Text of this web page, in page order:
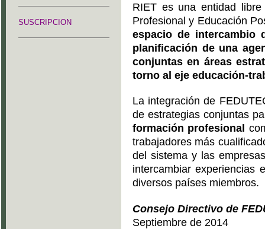
SUSCRIPCION
RIET es una entidad
Profesional y Educación
espacio de intercambio
planificación de una
conjuntas en áreas
torno al eje educación-
La integración de
de estrategias conjuntas
formación profesional
trabajadores más
del sistema y las
intercambiar experiencias
diversos países miembros.
Consejo Directivo de
Septiembre de 2014